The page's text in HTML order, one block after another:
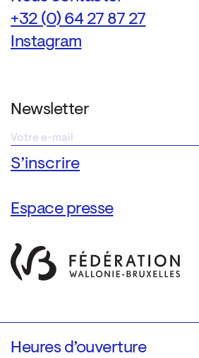
+32 (0) 64 27 87 27
Instagram
Newsletter
Espace presse
Heures d’ouverture